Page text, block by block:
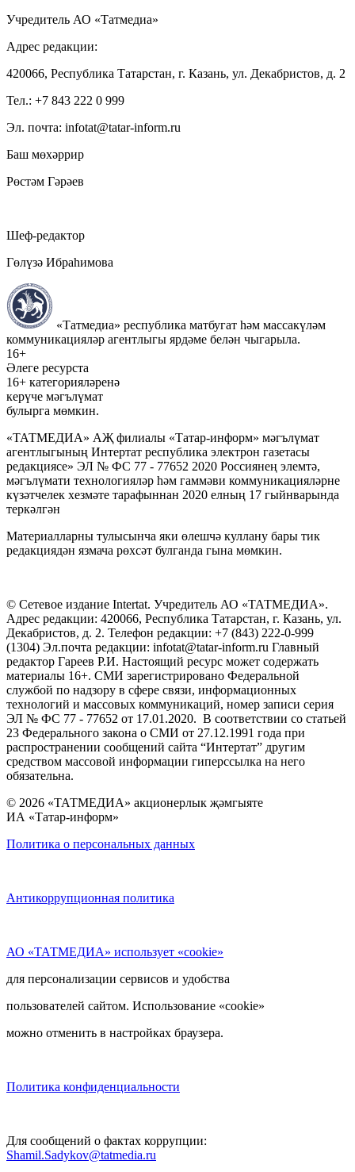
Учредитель АО «Татмедиа»
Адрес редакции:
420066, Республика Татарстан, г. Казань, ул. Декабристов, д. 2
Тел.: +7 843 222 0 999
Эл. почта: infotat@tatar-inform.ru
Баш мөхәррир
Рөстәм Гәрәев
Шеф-редактор
Гөлүзә Ибраһимова
«Татмедиа» республика матбугат һәм массакүләм
коммуникацияләр агентлыгы ярдәме белән чыгарыла.
16+
Әлеге ресурста
16+ категорияләренә
керүче мәгълүмат
булырга мөмкин.
«ТАТМЕДИА» АҖ филиалы «Татар-информ» мәгълүмат
агентлыгының Интертат республика электрон газетасы
редакциясе» ЭЛ № ФС 77 - 77652 2020 Россиянең элемтә,
мәгълүмати технологияләр һәм гаммәви коммуникацияләрне
күзәтчелек хезмәте тарафыннан 2020 елның 17 гыйнварында
теркәлгән
Материалларны тулысынча яки өлешчә куллану бары тик
редакциядән язмача рөхсәт булганда гына мөмкин.
© Сетевое издание Intertat. Учредитель АО «ТАТМЕДИА».
Адрес редакции: 420066, Республика Татарстан, г. Казань, ул.
Декабристов, д. 2. Телефон редакции: +7 (843) 222-0-999
(1304) Эл.почта редакции: infotat@tatar-inform.ru Главный
редактор Гареев Р.И. Настоящий ресурс может содержать
материалы 16+. СМИ зарегистрировано Федеральной
службой по надзору в сфере связи, информационных
технологий и массовых коммуникаций, номер записи серия
ЭЛ № ФС 77 - 77652 от 17.01.2020. В соответствии со статьей
23 Федерального закона о СМИ от 27.12.1991 года при
распространении сообщений сайта “Интертат” другим
средством массовой информации гиперссылка на него
обязательна.
© 2026 «ТАТМЕДИА» акционерлык җәмгыяте
ИА «Татар-информ»
Политика о персональных данных
Антикоррупционная политика
АО «ТАТМЕДИА» использует «cookie»
для персонализации сервисов и удобства
пользователей сайтом. Использование «cookie»
можно отменить в настройках браузера.
Политика конфиденциальности
Для сообщений о фактах коррупции:
Shamil.Sadykov@tatmedia.ru